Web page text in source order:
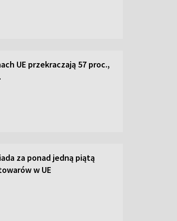
UE przekraczają 57 proc.,
za ponad jedną piątą
w UE